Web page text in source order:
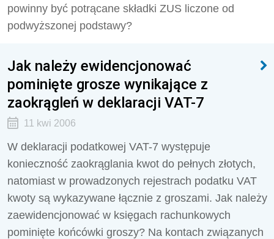
powinny być potrącane składki ZUS liczone od
podwyższonej podstawy?
Jak należy ewidencjonować
pominięte grosze wynikające z
zaokrągleń w deklaracji VAT-7
11 kwi 2006
W deklaracji podatkowej VAT-7 występuje
konieczność zaokrąglania kwot do pełnych złotych,
natomiast w prowadzonych rejestrach podatku VAT
kwoty są wykazywane łącznie z groszami. Jak należy
zaewidencjonować w księgach rachunkowych
pominięte końcówki groszy? Na kontach związanych